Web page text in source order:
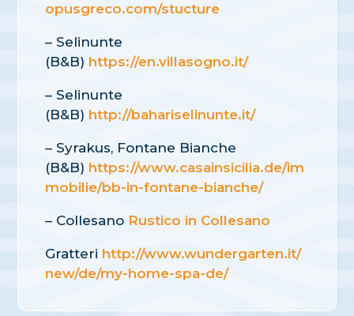
opusgreco.com/stucture
– Selinunte
(B&B) https://en.villasogno.it/
– Selinunte
(B&B) http://bahariselinunte.it/​
– Syrakus, Fontane Bianche
(B&B) https://www.casainsicilia.de/im
mobilie/bb-in-fontane-bianche/
– Collesano Rustico in Collesano
Gratteri http://www.wundergarten.it/
new/de/my-home-spa-de/